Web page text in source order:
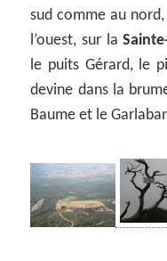
sud comme au
l’ouest, sur la
le puits Gérard, le
devine dans la
Baume et le